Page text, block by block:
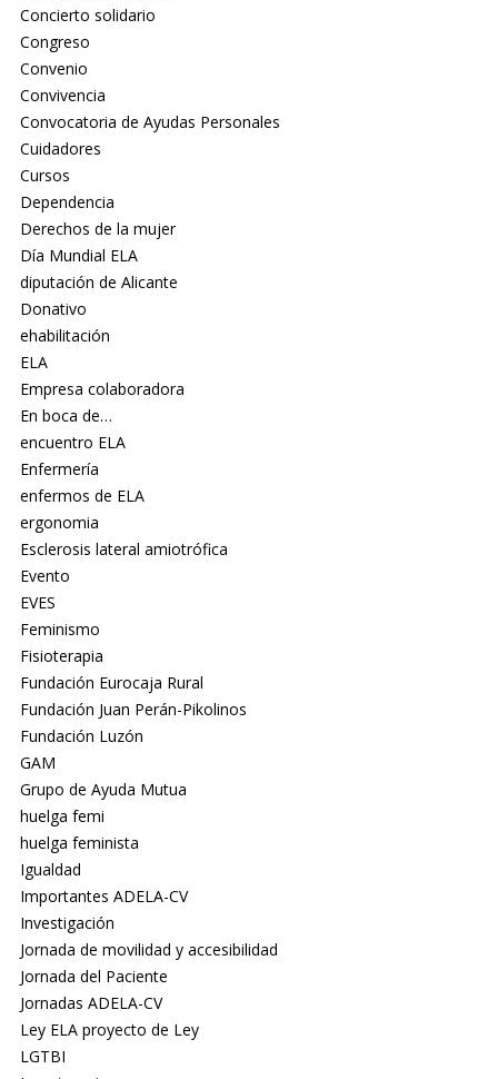
Concierto solidario
Congreso
Convenio
Convivencia
Convocatoria de Ayudas Personales
Cuidadores
Cursos
Dependencia
Derechos de la mujer
Día Mundial ELA
diputación de Alicante
Donativo
ehabilitación
ELA
Empresa colaboradora
En boca de…
encuentro ELA
Enfermería
enfermos de ELA
ergonomia
Esclerosis lateral amiotrófica
Evento
EVES
Feminismo
Fisioterapia
Fundación Eurocaja Rural
Fundación Juan Perán-Pikolinos
Fundación Luzón
GAM
Grupo de Ayuda Mutua
huelga femi
huelga feminista
Igualdad
Importantes ADELA-CV
Investigación
Jornada de movilidad y accesibilidad
Jornada del Paciente
Jornadas ADELA-CV
Ley ELA proyecto de Ley
LGTBI